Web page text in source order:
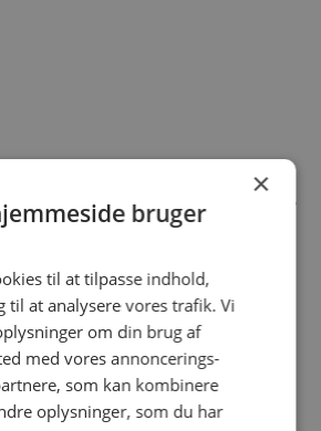
som aftalt. Vores rentvandsanlæg
med blødt vand frit for kalk og
i Tranbjerg
kan du få lavet en fast
et interval for vinduespudsning og
×
bruger
til at tilpasse indhold,
til at analysere vores trafik. Vi
om din brug af
med vores annoncerings-
som kan kombinere
oplysninger, som du har